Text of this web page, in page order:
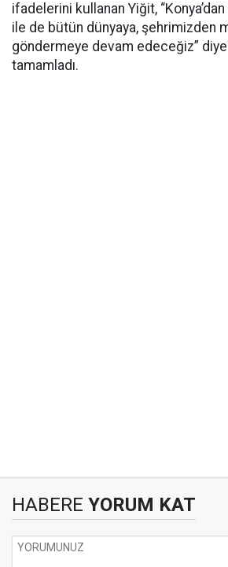
ifadelerini kullanan Yiğit,
ile de bütün dünyaya, şehrimizden
göndermeye devam edeceğiz”
tamamladı.
HABERE YORUM KAT